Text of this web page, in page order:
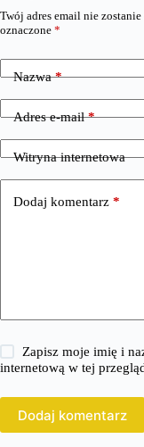
Twój adres email nie
oznaczone *
Nazwa*
Adres e-mail*
Witryna internetowa
Dodaj komentarz *
Zapisz moje imię i
internetową w tej
Dodaj komentarz